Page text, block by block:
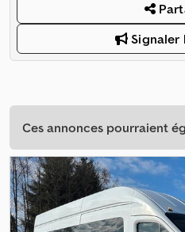
Signaler
Ces annonces pourraient